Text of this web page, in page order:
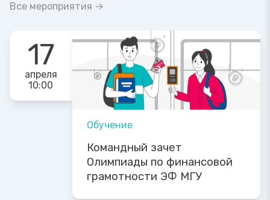
Все мероприятия →
17
апреля
10:00
Обучение
Командный зачет
Олимпиады по финансовой
грамотности ЭФ МГУ